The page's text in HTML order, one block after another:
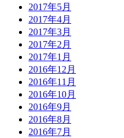
2017年5月
2017年4月
2017年3月
2017年2月
2017年1月
2016年12月
2016年11月
2016年10月
2016年9月
2016年8月
2016年7月